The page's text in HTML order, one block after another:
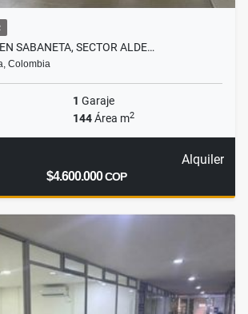
SABANETA, SECTOR ALDE…
Colombia
1 Garaje
144Área m2
Alquiler
$4.600.000COP